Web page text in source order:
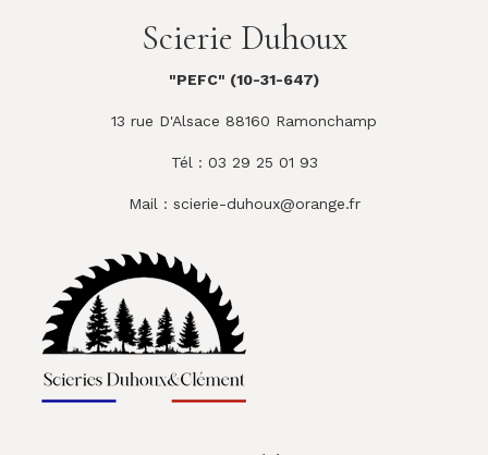
Scierie Duhoux
"PEFC" (10-31-647)
13 rue D'Alsace 88160 Ramonchamp
Tél : 03 29 25 01 93
Mail : scierie-duhoux@orange.fr